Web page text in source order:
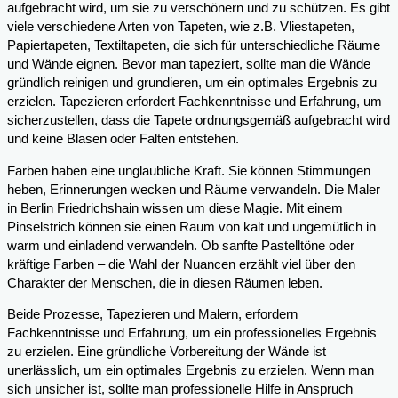
aufgebracht wird, um sie zu verschönern und zu schützen. Es gibt
viele verschiedene Arten von Tapeten, wie z.B. Vliestapeten,
Papiertapeten, Textiltapeten, die sich für unterschiedliche Räume
und Wände eignen. Bevor man tapeziert, sollte man die Wände
gründlich reinigen und grundieren, um ein optimales Ergebnis zu
erzielen. Tapezieren erfordert Fachkenntnisse und Erfahrung, um
sicherzustellen, dass die Tapete ordnungsgemäß aufgebracht wird
und keine Blasen oder Falten entstehen.
Farben haben eine unglaubliche Kraft. Sie können Stimmungen
heben, Erinnerungen wecken und Räume verwandeln. Die Maler
in Berlin Friedrichshain wissen um diese Magie. Mit einem
Pinselstrich können sie einen Raum von kalt und ungemütlich in
warm und einladend verwandeln. Ob sanfte Pastelltöne oder
kräftige Farben – die Wahl der Nuancen erzählt viel über den
Charakter der Menschen, die in diesen Räumen leben.
Beide Prozesse, Tapezieren und Malern, erfordern
Fachkenntnisse und Erfahrung, um ein professionelles Ergebnis
zu erzielen. Eine gründliche Vorbereitung der Wände ist
unerlässlich, um ein optimales Ergebnis zu erzielen. Wenn man
sich unsicher ist, sollte man professionelle Hilfe in Anspruch